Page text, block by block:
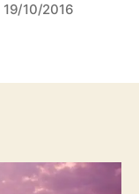
19/10/2016